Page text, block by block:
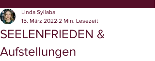
SEELENFRIEDEN &
Aufstellungen
Linda Syllaba
15. März 2022 2 Min. Lesezeit